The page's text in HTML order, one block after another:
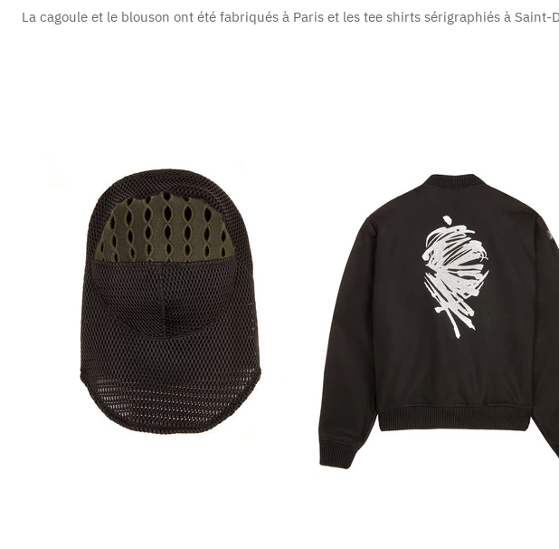
La cagoule et le blouson ont été fabriqués à Paris et les tee shirts sérigraphiés à Saint-